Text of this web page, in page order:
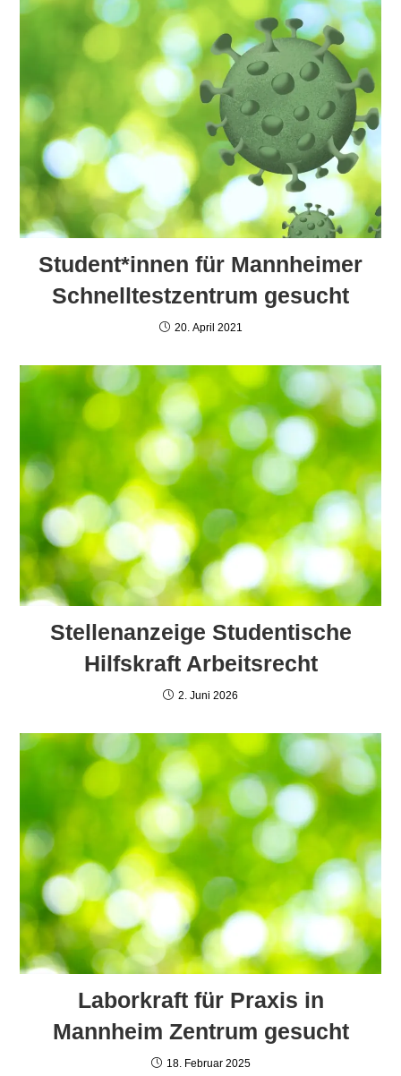
Student*innen für Mannheimer
Schnelltestzentrum gesucht
20. April 2021
Stellenanzeige Studentische
Hilfskraft Arbeitsrecht
2. Juni 2026
Laborkraft für Praxis in
Mannheim Zentrum gesucht
18. Februar 2025